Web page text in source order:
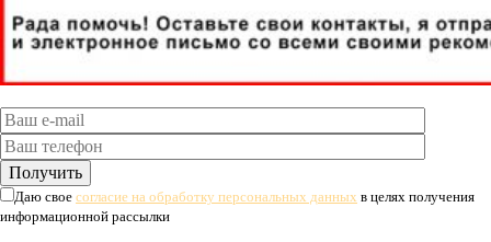
Даю свое согласие на обработку персональных данных в целях получения
информационной рассылки